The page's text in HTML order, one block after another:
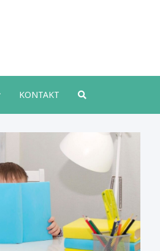
KONTAKT